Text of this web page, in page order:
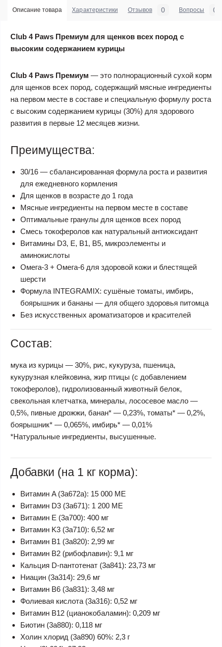
Описание товара Характеристики Отзывов 0 Вопросы 0
Club 4 Paws Премиум для щенков всех пород с
высоким содержанием курицы
Club 4 Paws Премиум — это полнорационный сухой корм
для щенков всех пород, содержащий мясные ингредиенты
на первом месте в составе и специальную формулу роста
с высоким содержанием курицы (30%) для здорового
развития в первые 12 месяцев жизни.
Преимущества:
30/16 — сбалансированная формула роста и развития
для ежедневного кормления
Для щенков в возрасте до 1 года
Мясные ингредиенты на первом месте в составе
Оптимальные гранулы для щенков всех пород
Смесь токоферолов как натуральный антиоксидант
Витамины D3, E, B1, B5, микроэлементы и
аминокислоты
Омега-3 + Омега-6 для здоровой кожи и блестящей
шерсти
Формула INTEGRAMIX: сушёные томаты, имбирь,
боярышник и бананы — для общего здоровья питомца
Без искусственных ароматизаторов и красителей
Состав:
мука из курицы — 30%, рис, кукуруза, пшеница,
кукурузная клейковина, жир птицы (с добавлением
токоферолов), гидролизованный животный белок,
свекольная клетчатка, минералы, лососевое масло —
0,5%, пивные дрожжи, банан* — 0,23%, томаты* — 0,2%,
боярышник* — 0,065%, имбирь* — 0,01%
*Натуральные ингредиенты, высушенные.
Добавки (на 1 кг корма):
Витамин A (3a672a): 15 000 МЕ
Витамин D3 (3a671): 1 200 МЕ
Витамин E (3a700): 400 мг
Витамин K3 (3a710): 6,52 мг
Витамин B1 (3a820): 2,99 мг
Витамин B2 (рибофлавин): 9,1 мг
Кальция D-пантотенат (3a841): 23,73 мг
Ниацин (3a314): 29,6 мг
Витамин B6 (3a831): 3,48 мг
Фолиевая кислота (3a316): 0,52 мг
Витамин B12 (цианокобаламин): 0,209 мг
Биотин (3a880): 0,118 мг
Холин хлорид (3a890) 60%: 2,3 г